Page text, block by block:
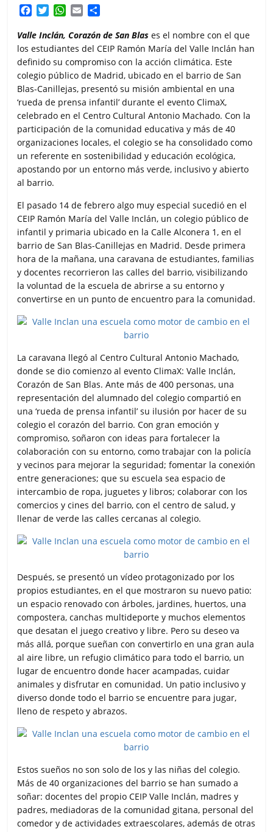
c
e
b
o
o
k
i
t
t
e
r
W
a
t
s
A
p
p
a
i
l
m
p
a
r
i
r
Valle Inclán, Corazón de San Blas es el nombre con el que
los estudiantes del CEIP Ramón María del Valle Inclán han
definido su compromiso con la acción climática. Este
colegio público de Madrid, ubicado en el barrio de San
Blas-Canillejas, presentó su misión ambiental en una
‘rueda de prensa infantil’ durante el evento ClimaX,
celebrado en el Centro Cultural Antonio Machado. Con la
participación de la comunidad educativa y más de 40
organizaciones locales, el colegio se ha consolidado como
un referente en sostenibilidad y educación ecológica,
apostando por un entorno más verde, inclusivo y abierto
al barrio.
El pasado 14 de febrero algo muy especial sucedió en el
CEIP Ramón María del Valle Inclán, un colegio público de
infantil y primaria ubicado en la Calle Alconera 1, en el
barrio de San Blas-Canillejas en Madrid. Desde primera
hora de la mañana, una caravana de estudiantes, familias
y docentes recorrieron las calles del barrio, visibilizando
la voluntad de la escuela de abrirse a su entorno y
convertirse en un punto de encuentro para la comunidad.
La caravana llegó al Centro Cultural Antonio Machado,
donde se dio comienzo al evento ClimaX: Valle Inclán,
Corazón de San Blas. Ante más de 400 personas, una
representación del alumnado del colegio compartió en
una ‘rueda de prensa infantil’ su ilusión por hacer de su
colegio el corazón del barrio. Con gran emoción y
compromiso, soñaron con ideas para fortalecer la
colaboración con su entorno, como trabajar con la policía
y vecinos para mejorar la seguridad; fomentar la conexión
entre generaciones; que su escuela sea espacio de
intercambio de ropa, juguetes y libros; colaborar con los
comercios y cines del barrio, con el centro de salud, y
llenar de verde las calles cercanas al colegio.
Después, se presentó un vídeo protagonizado por los
propios estudiantes, en el que mostraron su nuevo patio:
un espacio renovado con árboles, jardines, huertos, una
compostera, canchas multideporte y muchos elementos
que desatan el juego creativo y libre. Pero su deseo va
más allá, porque sueñan con convertirlo en una gran aula
al aire libre, un refugio climático para todo el barrio, un
lugar de encuentro donde hacer acampadas, cuidar
animales y disfrutar en comunidad. Un patio inclusivo y
diverso donde todo el barrio se encuentre para jugar,
lleno de respeto y abrazos.
Estos sueños no son solo de los y las niñas del colegio.
Más de 40 organizaciones del barrio se han sumado a
soñar: docentes del propio CEIP Valle Inclán, madres y
padres, mediadoras de la comunidad gitana, personal del
comedor y de actividades extraescolares, además de otras